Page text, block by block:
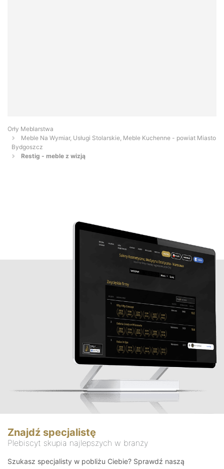
Orły Meblarstwa
Meble Na Wymiar, Usługi Stolarskie, Meble Kuchenne - powiat Miasto
Bydgoszcz
Restig - meble z wizją
Znajdź specjalistę
Plebiscyt skupia najlepszych w branży
Szukasz specjalisty w pobliżu Ciebie? Sprawdź naszą